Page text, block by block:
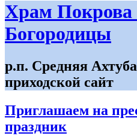
Храм Покрова
Богородицы
р.п. Средняя
приходской сайт
Приглашаем на
праздник